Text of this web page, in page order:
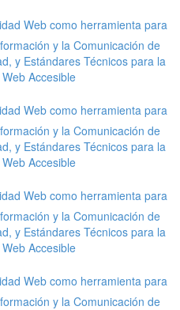
Web como herramienta para
y la Comunicación de
y Estándares Técnicos para la
Accesible
Web como herramienta para
y la Comunicación de
y Estándares Técnicos para la
Accesible
Web como herramienta para
y la Comunicación de
y Estándares Técnicos para la
Accesible
Web como herramienta para
y la Comunicación de